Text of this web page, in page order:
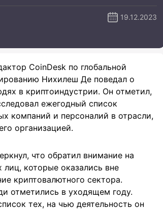
19.12.2023
CoinDesk по глобальной
Нихилеш Де поведал о
в криптоиндустрии. Он отметил,
ежегодный список
компаний и персоналий в отрасли,
организацией.
что обратил внимание на
лиц, которые оказались вне
криптовалютного сектора.
отметились в уходящем году.
тех, на чью деятельность он